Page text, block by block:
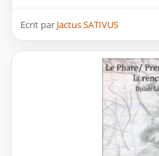
Ecrit par Jactus SATIVUS